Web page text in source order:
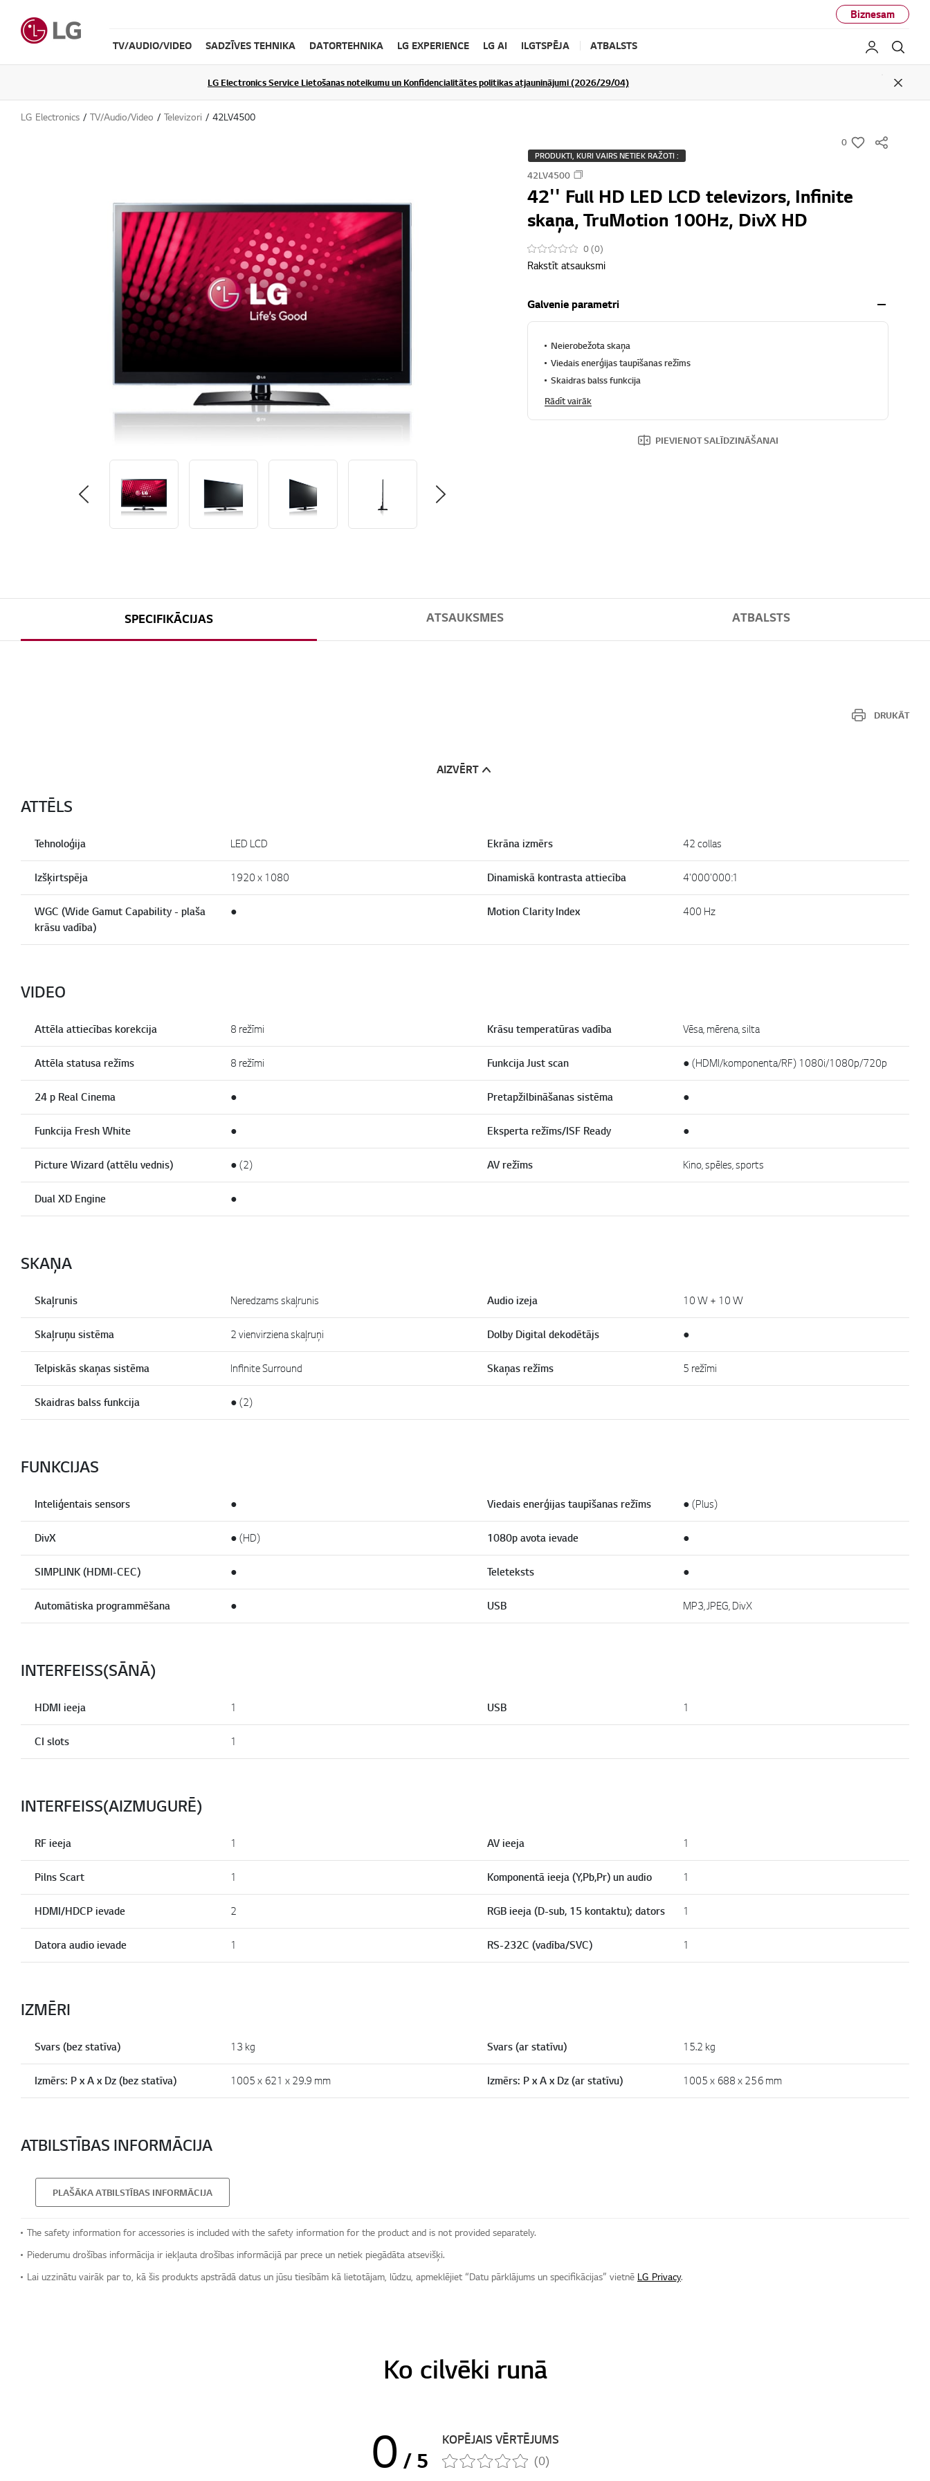
Biznesam
TV/AUDIO/VIDEO SADZĪVES TEHNIKA DATORTEHNIKA LG EXPERIENCE LG AI ILGTSPĒJA ATBALSTS Mans LG
LG Electronics Service Lietošanas noteikumu un Konfidencialitātes politikas atjauninājumi (2026/29/04)
Close
LG Electronics TV/Audio/Video Televizori 42LV4500
0
w
PRODUKTI, KURI VAIRS NETIEK RAŽOTI :
42LV4500
42'' Full HD LED LCD televizors, Infinite
skaņa, TruMotion 100Hz, DivX HD
0 (0)
Rakstīt atsauksmi
Galvenie parametri
Neierobežota skaņa
Viedais enerģijas taupīšanas režīms
Skaidras balss funkcija
Rādīt vairāk
PIEVIENOT SALĪDZINĀŠANAI
SPECIFIKĀCIJAS ATSAUKSMES ATBALSTS
DRUKĀT
AIZVĒRT
ATTĒLS
Tehnoloģija LED LCD Ekrāna izmērs 42 collas
Izšķirtspēja 1920 x 1080 Dinamiskā kontrasta attiecība 4'000'000:1
WGC (Wide Gamut Capability - plaša
krāsu vadība)
● Motion Clarity Index 400 Hz
VIDEO
Attēla attiecības korekcija 8 režīmi Krāsu temperatūras vadība Vēsa, mērena, silta
Attēla statusa režīms 8 režīmi Funkcija Just scan ● (HDMI/komponenta/RF) 1080i/1080p/720p
24 p Real Cinema ● Pretapžilbināšanas sistēma ●
Funkcija Fresh White ● Eksperta režīms/ISF Ready ●
Picture Wizard (attēlu vednis) ● (2) AV režīms Kino, spēles, sports
Dual XD Engine ●
SKAŅA
Skaļrunis Neredzams skaļrunis Audio izeja 10 W + 10 W
Skaļruņu sistēma 2 vienvirziena skaļruņi Dolby Digital dekodētājs ●
Telpiskās skaņas sistēma Infinite Surround Skaņas režīms 5 režīmi
Skaidras balss funkcija ● (2)
FUNKCIJAS
Inteliģentais sensors ● Viedais enerģijas taupīšanas režīms ● (Plus)
DivX ● (HD) 1080p avota ievade ●
SIMPLINK (HDMI-CEC) ● Teleteksts ●
Automātiska programmēšana ● USB MP3, JPEG, DivX
INTERFEISS(SĀNĀ)
HDMI ieeja 1 USB 1
CI slots 1
INTERFEISS(AIZMUGURĒ)
RF ieeja 1 AV ieeja 1
Pilns Scart 1 Komponentā ieeja (Y,Pb,Pr) un audio 1
HDMI/HDCP ievade 2 RGB ieeja (D-sub, 15 kontaktu); dators 1
Datora audio ievade 1 RS-232C (vadība/SVC) 1
IZMĒRI
Svars (bez statīva) 13 kg Svars (ar statīvu) 15.2 kg
Izmērs: P x A x Dz (bez statīva) 1005 x 621 x 29.9 mm Izmērs: P x A x Dz (ar statīvu) 1005 x 688 x 256 mm
ATBILSTĪBAS INFORMĀCIJA
PLAŠĀKA ATBILSTĪBAS INFORMĀCIJA
The safety information for accessories is included with the safety information for the product and is not provided separately.
Piederumu drošības informācija ir iekļauta drošības informācijā par prece un netiek piegādāta atsevišķi.
Lai uzzinātu vairāk par to, kā šis produkts apstrādā datus un jūsu tiesībām kā lietotājam, lūdzu, apmeklējiet “Datu pārklājums un specifikācijas” vietnē LG Privacy.
Ko cilvēki runā
0 / 5
KOPĒJAIS VĒRTĒJUMS
(0)